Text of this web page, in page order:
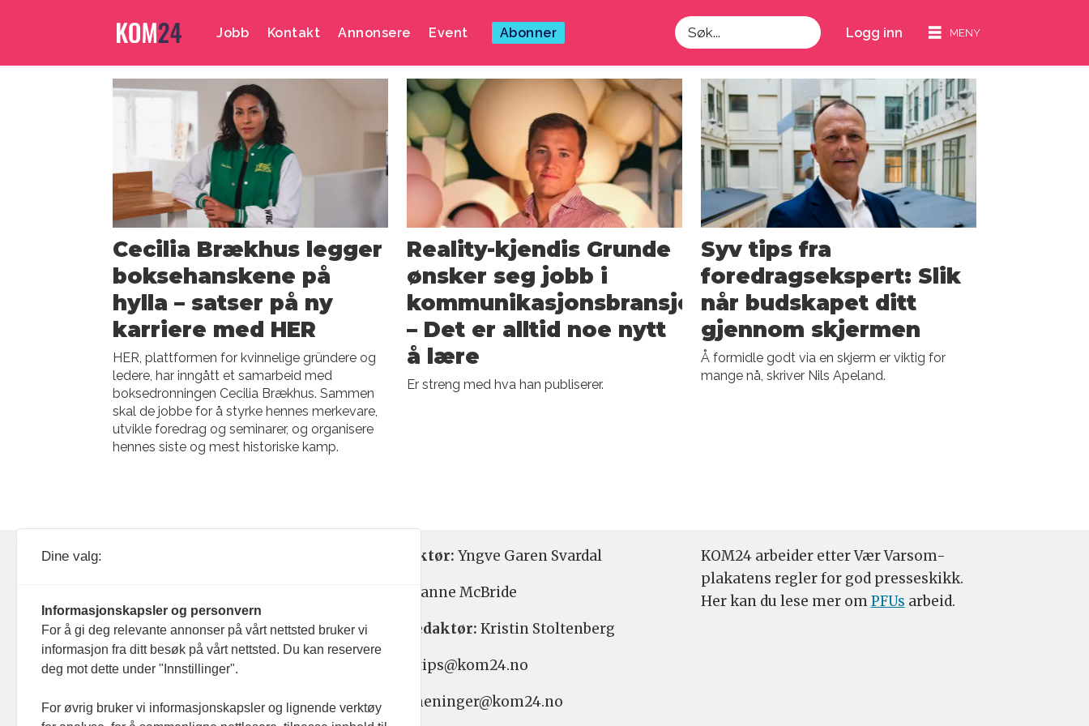
Jobb Kontakt Annonsere Event Abonner
Søk
Logg inn
Emne:
foredrag
Cecilia Brækhus legger
boksehanskene på
hylla – satser på ny
karriere med HER
HER, plattformen for kvinnelige gründere og
ledere, har inngått et samarbeid med
boksedronningen Cecilia Brækhus. Sammen
skal de jobbe for å styrke hennes merkevare,
utvikle foredrag og seminarer, og organisere
hennes siste og mest historiske kamp.
Reality-kjendis Grunde
ønsker seg jobb i
kommunikasjonsbransjen:
– Det er alltid noe nytt
å lære
Er streng med hva han publiserer.
Syv tips fra
foredragsekspert: Slik
når budskapet ditt
gjennom skjermen
Å formidle godt via en skjerm er viktig for
mange nå, skriver Nils Apeland.
093 182
Nyhetsredaktør: Yngve Garen Svardal
Hanne McBride
Ansvarlig redaktør: Kristin Stoltenberg
Nyhetstips: tips@kom24.no
Meninger: meninger@kom24.no
KOM24 arbeider etter Vær Varsom-
plakatens regler for god presseskikk.
Her kan du lese mer omPFUs arbeid.
Dine valg:
Informasjonskapsler og personvern
For å gi deg relevante annonser på vårt nettsted bruker vi
informasjon fra ditt besøk på vårt nettsted. Du kan reservere
deg mot dette under "Innstillinger".
For øvrig bruker vi informasjonskapsler og lignende verktøy